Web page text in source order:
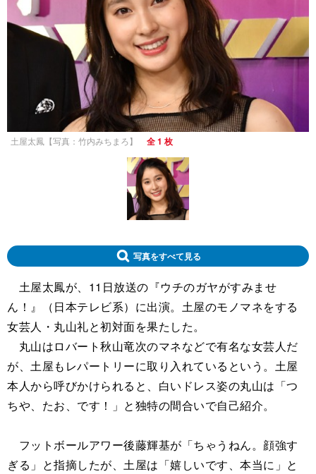
土屋太鳳【写真：竹内みちまろ】 全 1 枚
写真をすべて見る
土屋太鳳が、11日放送の『ウチのガヤがすみませ
ん！』（日本テレビ系）に出演。土屋のモノマネをする
女芸人・丸山礼と初対面を果たした。
丸山はロバート秋山竜次のマネなどで有名な女芸人だ
が、土屋もレパートリーに取り入れているという。土屋
本人から呼びかけられると、白いドレス姿の丸山は「つ
ちや、たお、です！」と独特の間合いで自己紹介。
フットボールアワー後藤輝基が「ちゃうねん。顔強す
ぎる」と指摘したが、土屋は「嬉しいです、本当に」と